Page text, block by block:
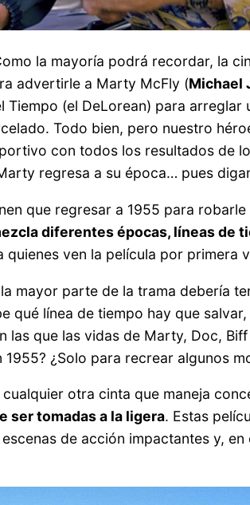
la mayoría podrá recordar, la
advertirle a Marty McFly (Michael
(el DeLorean) para
Todo bien, pero nuestro
con todos los resultados de
regresa a su época… pues
que regresar a 1955 para
diferentes épocas, líneas de
ven la película por primera
mayor parte de la trama debería
qué línea de tiempo hay que
que las vidas de Marty, Doc,
¿Solo para recrear algunos
otra cinta que maneja
ser tomadas a la ligera. Estas
de acción impactantes y,